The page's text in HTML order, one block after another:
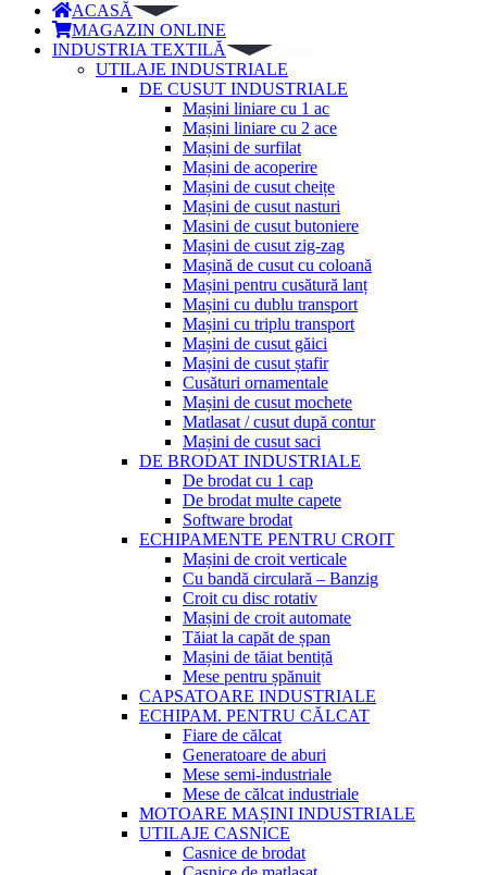
ACASĂ
MAGAZIN ONLINE
INDUSTRIA TEXTILĂ
UTILAJE INDUSTRIALE
DE CUSUT INDUSTRIALE
Mașini liniare cu 1 ac
Mașini liniare cu 2 ace
Mașini de surfilat
Mașini de acoperire
Mașini de cusut cheițe
Mașini de cusut nasturi
Masini de cusut butoniere
Mașini de cusut zig-zag
Mașină de cusut cu coloană
Mașini pentru cusătură lanț
Mașini cu dublu transport
Mașini cu triplu transport
Mașini de cusut găici
Mașini de cusut ștafir
Cusături ornamentale
Mașini de cusut mochete
Matlasat / cusut după contur
Mașini de cusut saci
DE BRODAT INDUSTRIALE
De brodat cu 1 cap
De brodat multe capete
Software brodat
ECHIPAMENTE PENTRU CROIT
Mașini de croit verticale
Cu bandă circulară – Banzig
Croit cu disc rotativ
Mașini de croit automate
Tăiat la capăt de șpan
Mașini de tăiat bentiță
Mese pentru șpănuit
CAPSATOARE INDUSTRIALE
ECHIPAM. PENTRU CĂLCAT
Fiare de călcat
Generatoare de aburi
Mese semi-industriale
Mese de călcat industriale
MOTOARE MAȘINI INDUSTRIALE
UTILAJE CASNICE
Casnice de brodat